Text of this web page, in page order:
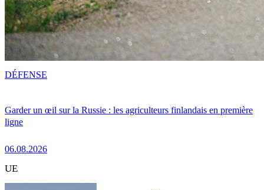
Garder un œil sur la Russie : les agriculteurs finlandais en première
ligne
06.08.2026
DÉFENSE
UE